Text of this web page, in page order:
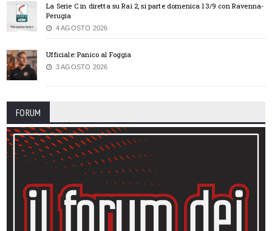
La Serie C in diretta su Rai 2, si parte domenica 13/9 con Ravenna-
Perugia
4 AGOSTO 2026
Ufficiale: Panico al Foggia
3 AGOSTO 2026
FORUM